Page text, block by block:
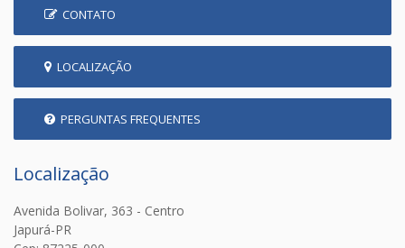
CONTATO
LOCALIZAÇÃO
PERGUNTAS FREQUENTES
Localização
Avenida Bolivar, 363 - Centro
Japurá-PR